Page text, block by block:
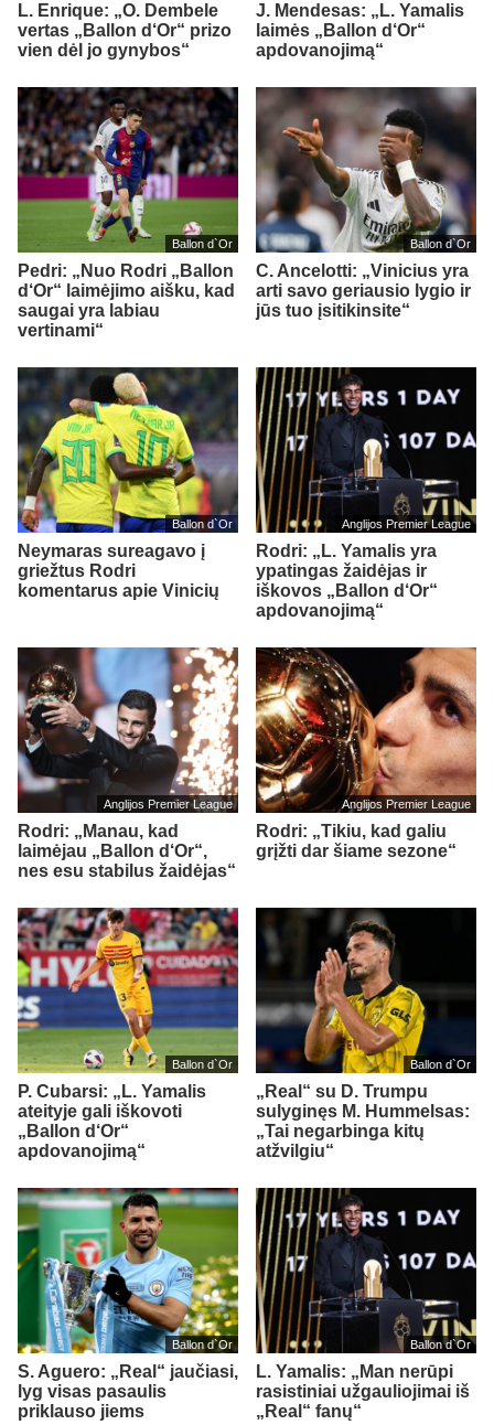
L. Enrique: „O. Dembele
vertas „Ballon d‘Or“ prizo
vien dėl jo gynybos“
J. Mendesas: „L. Yamalis
laimės „Ballon d‘Or“
apdovanojimą“
Ballon d`Or
Pedri: „Nuo Rodri „Ballon
d‘Or“ laimėjimo aišku, kad
saugai yra labiau
vertinami“
Ballon d`Or
C. Ancelotti: „Vinicius yra
arti savo geriausio lygio ir
jūs tuo įsitikinsite“
Ballon d`Or
Neymaras sureagavo į
griežtus Rodri
komentarus apie Vinicių
Anglijos Premier League
Rodri: „L. Yamalis yra
ypatingas žaidėjas ir
iškovos „Ballon d‘Or“
apdovanojimą“
Anglijos Premier League
Rodri: „Manau, kad
laimėjau „Ballon d‘Or“,
nes esu stabilus žaidėjas“
Anglijos Premier League
Rodri: „Tikiu, kad galiu
grįžti dar šiame sezone“
Ballon d`Or
P. Cubarsi: „L. Yamalis
ateityje gali iškovoti
„Ballon d‘Or“
apdovanojimą“
Ballon d`Or
„Real“ su D. Trumpu
sulyginęs M. Hummelsas:
„Tai negarbinga kitų
atžvilgiu“
Ballon d`Or
S. Aguero: „Real“ jaučiasi,
lyg visas pasaulis
priklauso jiems
Ballon d`Or
L. Yamalis: „Man nerūpi
rasistiniai užgauliojimai iš
„Real“ fanų“